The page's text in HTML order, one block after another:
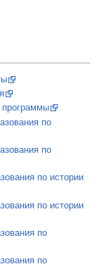
программы
по
по
по истории
по истории
по
по